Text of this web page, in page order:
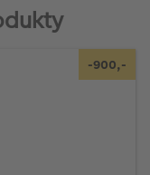
-900,-